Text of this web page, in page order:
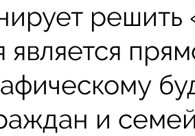
является
и